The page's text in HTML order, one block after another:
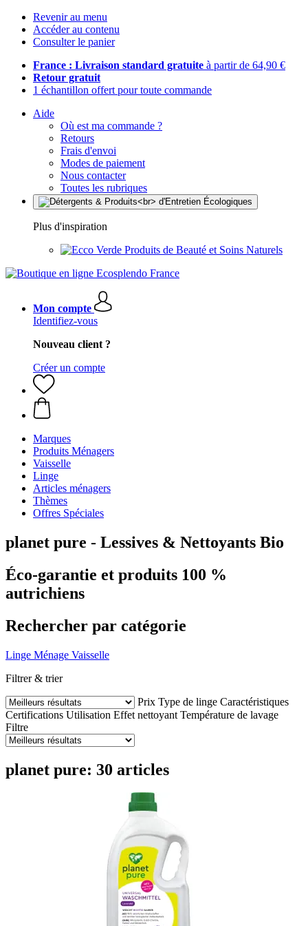
Revenir au menu
Accéder au contenu
Consulter le panier
France : Livraison standard gratuite à partir de 64,90 €
Retour gratuit
1 échantillon offert pour toute commande
Aide
Où est ma commande ?
Retours
Frais d'envoi
Modes de paiement
Nous contacter
Toutes les rubriques
Plus d'inspiration
Produits de Beauté et Soins Naturels
Mon compte
Identifiez-vous
Nouveau client ?
Créer un compte
Marques
Produits Ménagers
Vaisselle
Linge
Articles ménagers
Thèmes
Offres Spéciales
planet pure - Lessives & Nettoyants Bio
Éco-garantie et produits 100 %
autrichiens
Rechercher par catégorie
Linge Ménage Vaisselle
Filtrer & trier
Prix Type de linge Caractéristiques
Certifications Utilisation Effet nettoyant Température de lavage
Filtre
planet pure: 30 articles